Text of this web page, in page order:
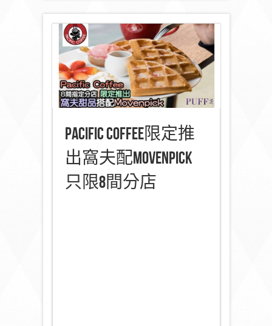
Pacific Coffee限定推
出窩夫配Movenpick
只限8間分店